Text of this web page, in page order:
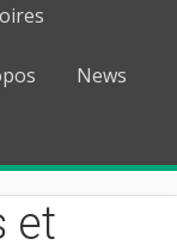
News
et